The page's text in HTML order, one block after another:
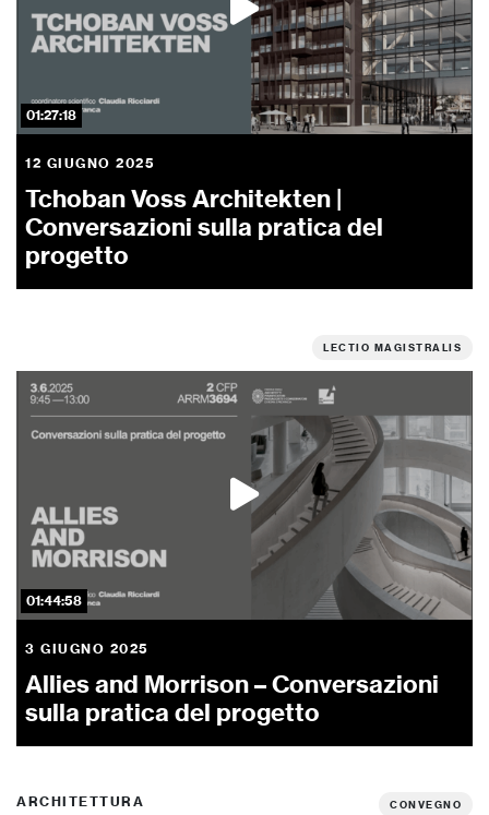
01:27:18
12 GIUGNO 2025
Tchoban Voss Architekten |
Conversazioni sulla pratica del
progetto
LECTIO MAGISTRALIS
01:44:58
3 GIUGNO 2025
Allies and Morrison – Conversazioni
sulla pratica del progetto
ARCHITETTURA CONVEGNO